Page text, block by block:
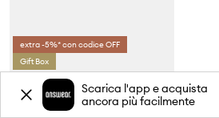
extra -5%* con codice OFF
Gift Box
Prezzo attuale:
52,99 €
30,99 €
Scarica l'app e acquista
ancora più facilmente